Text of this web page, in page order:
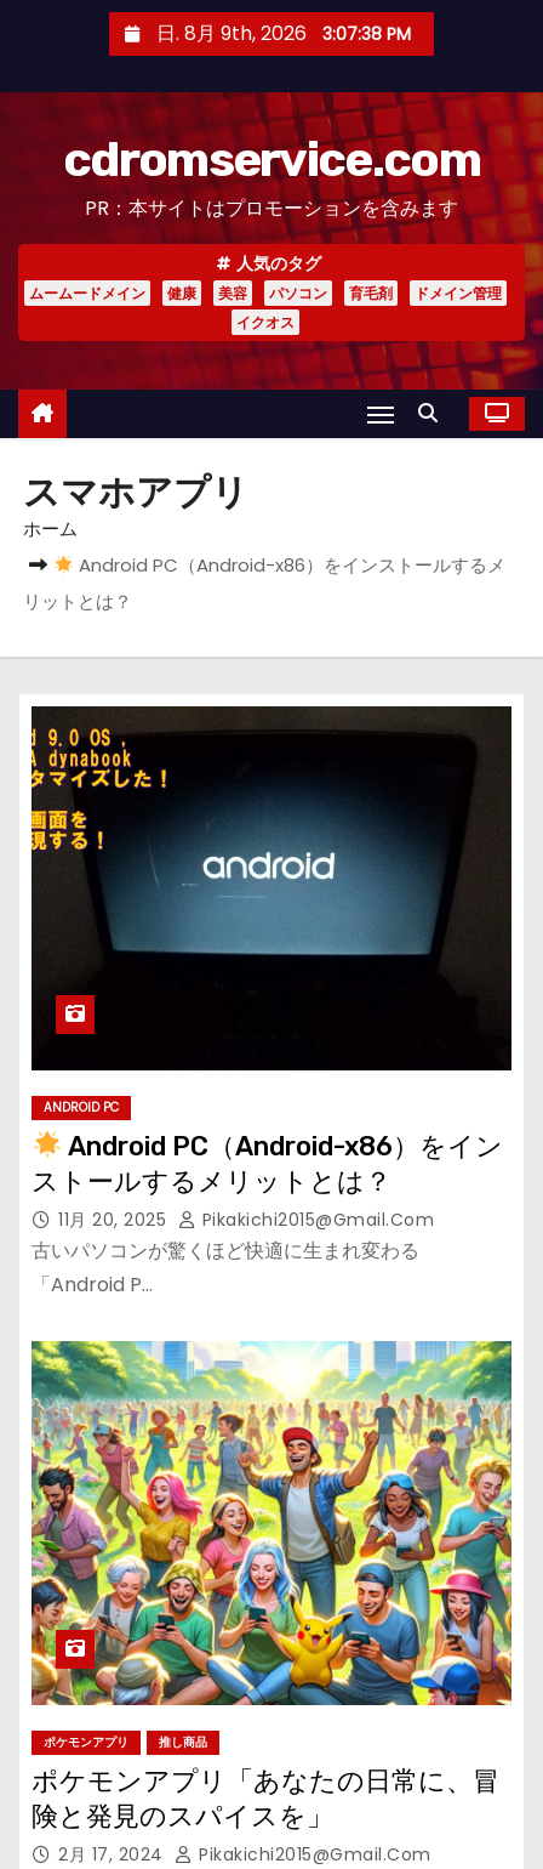
日. 8月 9th, 2026 3:07:39 PM
cdromservice.com
PR：本サイトはプロモーションを含みます
人気のタグ
ムームードメイン 健康 美容 パソコン 育毛剤
ドメイン管理
イクオス
スマホアプリ
ホーム
Android PC（Android-x86）をインストールするメ
リットとは？
ANDROID PC
Android PC（Android-x86）をイン
ストールするメリットとは？
11月 20, 2025 Pikakichi2015@gmail.com
古いパソコンが驚くほど快適に生まれ変わる
「Android P…
ポケモンアプリ 推し商品
ポケモンアプリ「あなたの日常に、冒
険と発見のスパイスを」
2月 17, 2024 Pikakichi2015@gmail.com